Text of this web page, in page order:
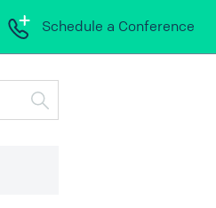
Schedule a Conference